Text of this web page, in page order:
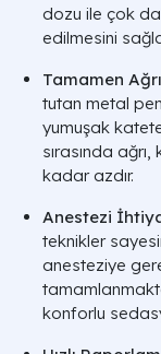
dozu ile çok
edilmesini
Tamamen
tutan metal
yumuşak
sırasında
kadar azdır.
Anestezi
teknikler
anesteziye
konforlu